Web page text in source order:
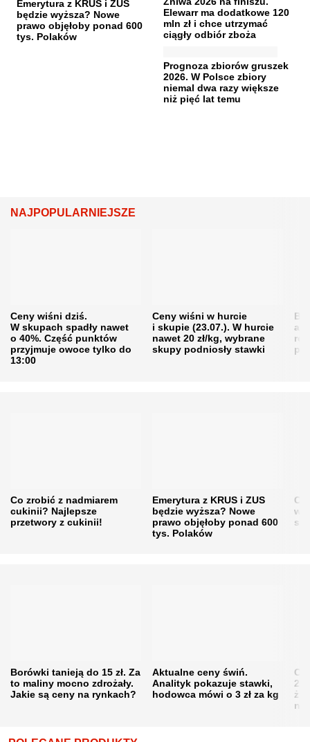
Emerytura z KRUS i ZUS
będzie wyższa? Nowe
prawo objęłoby ponad 600
tys. Polaków
Elewarr ma dodatkowe 120
mln zł i chce utrzymać
ciągły odbiór zboża
Prognoza zbiorów gruszek
2026. W Polsce zbiory
niemal dwa razy większe
niż pięć lat temu
NAJPOPULARNIEJSZE
Ceny wiśni dziś.
W skupach spadły nawet
o 40%. Część punktów
przyjmuje owoce tylko do
13:00
Ceny wiśni w hurcie
i skupie (23.07.). W hurcie
nawet 20 zł/kg, wybrane
skupy podniosły stawki
Co zrobić z nadmiarem
cukinii? Najlepsze
przetwory z cukinii!
Emerytura z KRUS i ZUS
będzie wyższa? Nowe
prawo objęłoby ponad 600
tys. Polaków
w
Borówki tanieją do 15 zł. Za
to maliny mocno zdrożały.
Jakie są ceny na rynkach?
Aktualne ceny świń.
Analityk pokazuje stawki,
hodowca mówi o 3 zł za kg